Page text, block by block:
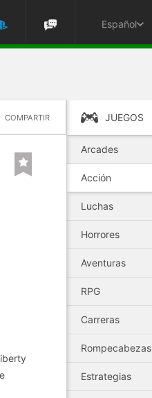
Español
COMPARTIR JUEGOS
Arcades
Acción
Luchas
Horrores
Aventuras
RPG
Carreras
Rompecabezas
Estrategias